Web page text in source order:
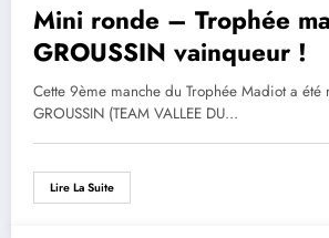
Mini ronde – Trophée
GROUSSIN vainqueur !
Cette 9ème manche du Trophée Madiot a été
GROUSSIN (TEAM VALLEE DU…
Lire La Suite